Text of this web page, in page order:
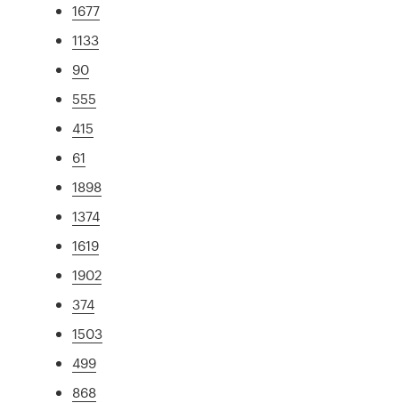
1677
1133
90
555
415
61
1898
1374
1619
1902
374
1503
499
868